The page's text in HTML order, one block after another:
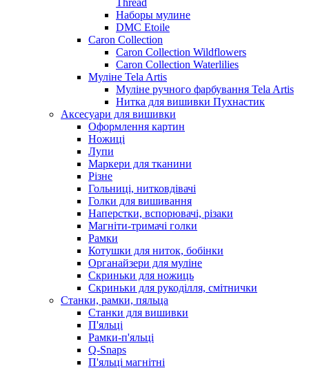
Наборы мулине
DMC Etoile
Caron Collection
Caron Collection Wildflowers
Caron Collection Waterlilies
Муліне Tela Artis
Муліне ручного фарбування Tela Artis
Нитка для вишивки Пухнастик
Аксесуари для вишивки
Оформлення картин
Ножиці
Лупи
Маркери для тканини
Різне
Гольниці, нитковдівачі
Голки для вишивання
Наперстки, вспорювачі, різаки
Магніти-тримачі голки
Рамки
Котушки для ниток, бобінки
Органайзери для муліне
Скриньки для ножиць
Скриньки для рукоділля, смітнички
Станки, рамки, пяльца
Станки для вишивки
П'яльці
Рамки-п'яльці
Q-Snaps
П'яльці магнітні